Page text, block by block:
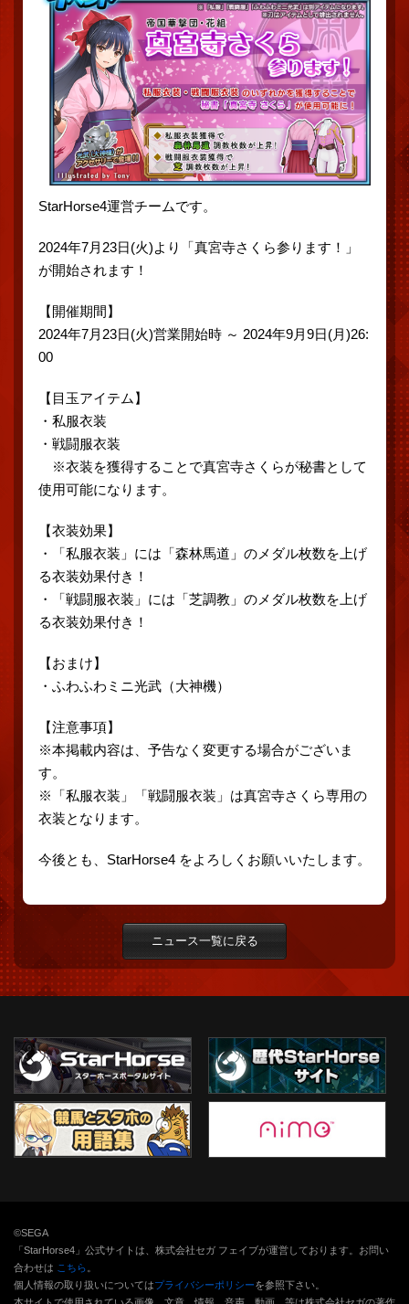
StarHorse4運営チームです。
2024年7月23日(火)より「真宮寺さくら参ります！」
が開始されます！
【開催期間】
2024年7月23日(火)営業開始時 ～ 2024年9月9日(月)26:
00
【目玉アイテム】
・私服衣装
・戦闘服衣装
※衣装を獲得することで真宮寺さくらが秘書として
使用可能になります。
【衣装効果】
・「私服衣装」には「森林馬道」のメダル枚数を上げ
る衣装効果付き！
・「戦闘服衣装」には「芝調教」のメダル枚数を上げ
る衣装効果付き！
【おまけ】
・ふわふわミニ光武（大神機）
【注意事項】
※本掲載内容は、予告なく変更する場合がございま
す。
※「私服衣装」「戦闘服衣装」は真宮寺さくら専用の
衣装となります。
今後とも、StarHorse4 をよろしくお願いいたします。
ニュース一覧に戻る
©SEGA
「StarHorse4」公式サイトは、株式会社セガ フェイブが運営しております。お問い
合わせは こちら
個人情報の取り扱いについてはプライバシーポリシーを参照下さい。